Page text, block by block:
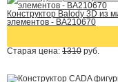
Конструктор Balody 3D из
элементов - BA210670
Старая цена: 1310 руб.